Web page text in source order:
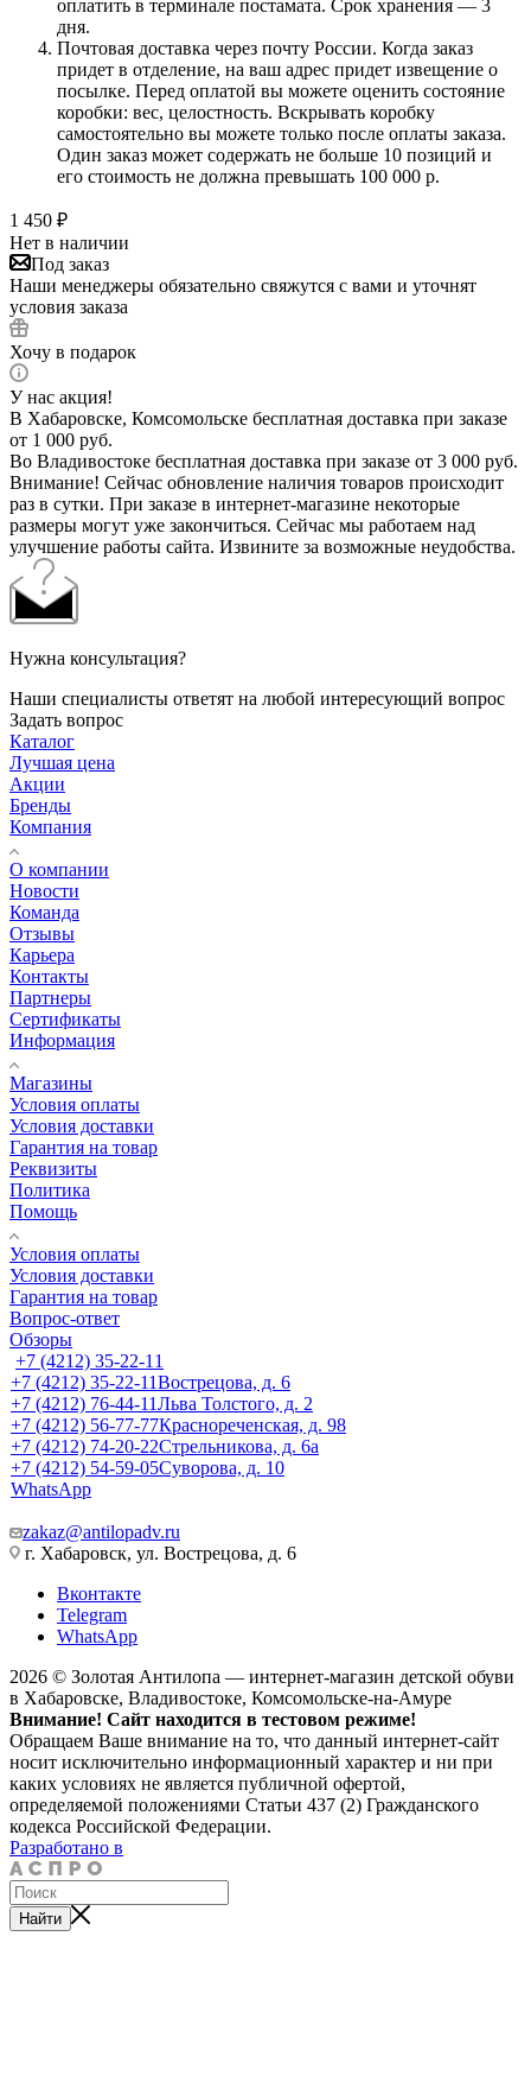
оплатить в терминале постамата. Срок хранения — 3
дня.
Почтовая доставка через почту России. Когда заказ
придет в отделение, на ваш адрес придет извещение о
посылке. Перед оплатой вы можете оценить состояние
коробки: вес, целостность. Вскрывать коробку
самостоятельно вы можете только после оплаты заказа.
Один заказ может содержать не больше 10 позиций и
его стоимость не должна превышать 100 000 р.
1 450 ₽
Нет в наличии
Под заказ
Наши менеджеры обязательно свяжутся с вами и уточнят
условия заказа
Хочу в подарок
У нас акция!
В Хабаровске, Комсомольске бесплатная доставка при заказе
от 1 000 руб.
Во Владивостоке бесплатная доставка при заказе от 3 000 руб.
Внимание! Сейчас обновление наличия товаров происходит
раз в сутки. При заказе в интернет-магазине некоторые
размеры могут уже закончиться. Сейчас мы работаем над
улучшение работы сайта. Извините за возможные неудобства.
Нужна консультация?
Наши специалисты ответят на любой интересующий вопрос
Задать вопрос
Каталог
Лучшая цена
Акции
Бренды
Компания
О компании
Новости
Команда
Отзывы
Карьера
Контакты
Партнеры
Сертификаты
Информация
Магазины
Условия оплаты
Условия доставки
Гарантия на товар
Реквизиты
Политика
Помощь
Условия оплаты
Условия доставки
Гарантия на товар
Вопрос-ответ
Обзоры
+7 (4212) 35-22-11
+7 (4212) 35-22-11Вострецова, д. 6
+7 (4212) 76-44-11Льва Толстого, д. 2
+7 (4212) 56-77-77Краснореченская, д. 98
+7 (4212) 74-20-22Стрельникова, д. 6а
+7 (4212) 54-59-05Суворова, д. 10
WhatsApp
zakaz@antilopadv.ru
г. Хабаровск, ул. Вострецова, д. 6
Вконтакте
Telegram
WhatsApp
2026 © Золотая Антилопа — интернет-магазин детской обуви
в Хабаровске, Владивостоке, Комсомольске-на-Амуре
Внимание! Сайт находится в тестовом режиме!
Обращаем Ваше внимание на то, что данный интернет-сайт
носит исключительно информационный характер и ни при
каких условиях не является публичной офертой,
определяемой положениями Статьи 437 (2) Гражданского
кодекса Российской Федерации.
Разработано в
Найти